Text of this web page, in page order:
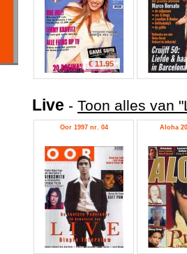
€ 11.95
Live - Toon alles van
Oor 1997 nr. 04 Aloha